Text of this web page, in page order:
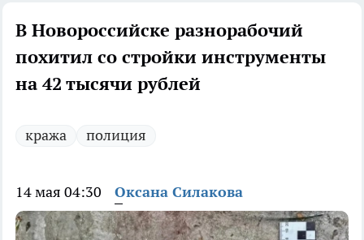
В Новороссийске разнорабочий
похитил со стройки инструменты
на 42 тысячи рублей
кража полиция
14 мая 04:30 Оксана Силакова